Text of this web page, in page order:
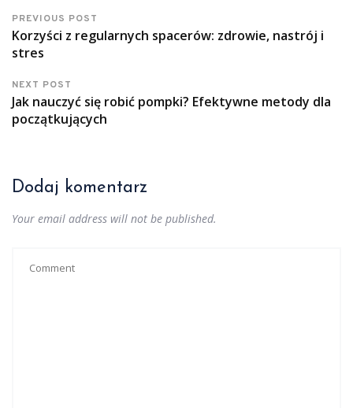
PREVIOUS POST
Korzyści z regularnych spacerów: zdrowie, nastrój i
stres
NEXT POST
Jak nauczyć się robić pompki? Efektywne metody dla
początkujących
Dodaj komentarz
Your email address will not be published.